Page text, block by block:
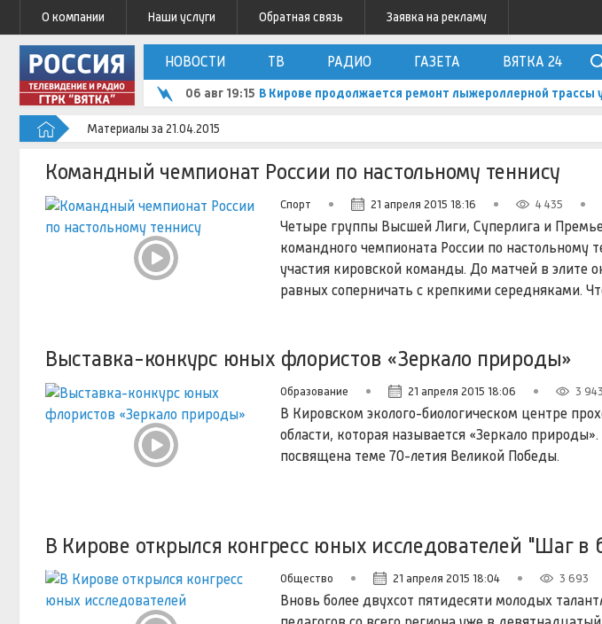
О компании Наши услуги Обратная связь Заявка на рекламу
НОВОСТИ ТВ РАДИО ГАЗЕТА ВЯТКА 24
06 авг 19:15 В Кирове продолжается ремонт лыжероллерной трассы
Материалы за 21.04.2015
Командный чемпионат России по настольному теннису
Спорт 21 апреля 2015 18:16 4 435
Четыре группы Высшей Лиги, Суперлига и
командного чемпионата России по настольному
участия кировской команды. До матчей в элите
равных соперничать с крепкими середняками.
Выставка-конкурс юных флористов «Зеркало природы»
Образование 21 апреля 2015 18:06 3 943
В Кировском эколого-биологическом центре
области, которая называется «Зеркало
посвящена теме 70-летия Великой Победы.
В Кирове открылся конгресс юных исследователей "Шаг в
Общество 21 апреля 2015 18:04 3 693
Вновь более двухсот пятидесяти молодых